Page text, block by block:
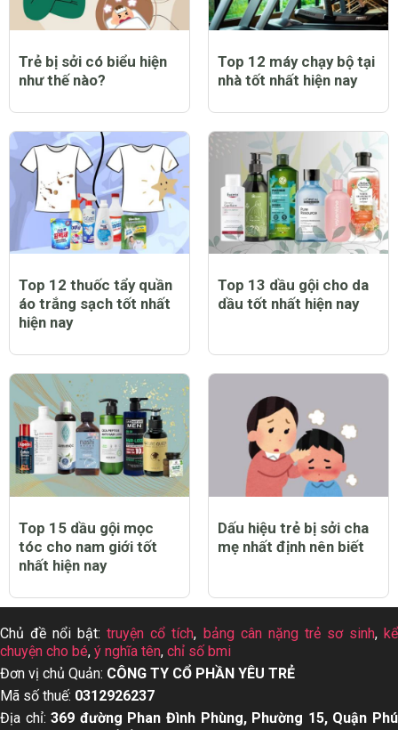
Trẻ bị sởi có biểu hiện
như thế nào?
Top 12 máy chạy bộ tại
nhà tốt nhất hiện nay
Top 12 thuốc tẩy quần
áo trắng sạch tốt nhất
hiện nay
Top 13 dầu gội cho da
dầu tốt nhất hiện nay
Top 15 dầu gội mọc
tóc cho nam giới tốt
nhất hiện nay
Dấu hiệu trẻ bị sởi cha
mẹ nhất định nên biết
Chủ đề nổi bật:truyện cổ tích, bảng cân nặng trẻ sơ sinh,kể
chuyện cho bé, ý nghĩa tên, chỉ số bmi
Đơn vị chủ Quản: CÔNG TY CỔ PHẦN YÊU TRẺ
Mã số thuế: 0312926237
Địa chỉ:369 đường Phan Đình Phùng, Phường 15, Quận Phú